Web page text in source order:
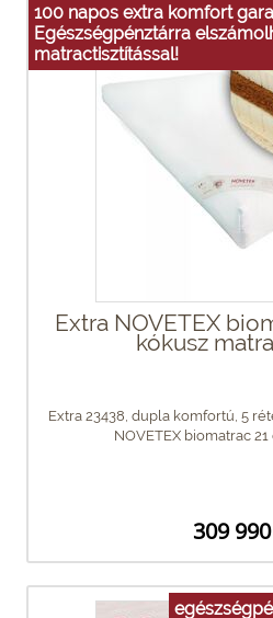
100 napos extra komfort
Egészségpénztárra
matractisztítással!
Extra NOVETEX
kókusz
Extra 23438, dupla komfortú, 5
NOVETEX biomatrac 21
309